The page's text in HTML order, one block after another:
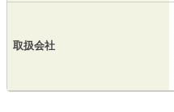
取扱会社